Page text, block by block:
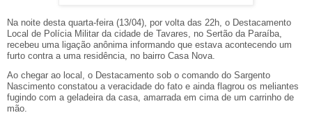
Na noite desta quarta-feira (13/04), por volta das 22h, o Destacamento
Local de Polícia Militar da cidade de Tavares, no Sertão da Paraíba,
recebeu uma ligação anônima informando que estava acontecendo um
furto contra a uma residência, no bairro Casa Nova.
Ao chegar ao local, o Destacamento sob o comando do Sargento
Nascimento constatou a veracidade do fato e ainda flagrou os meliantes
fugindo com a geladeira da casa, amarrada em cima de um carrinho de
mão.